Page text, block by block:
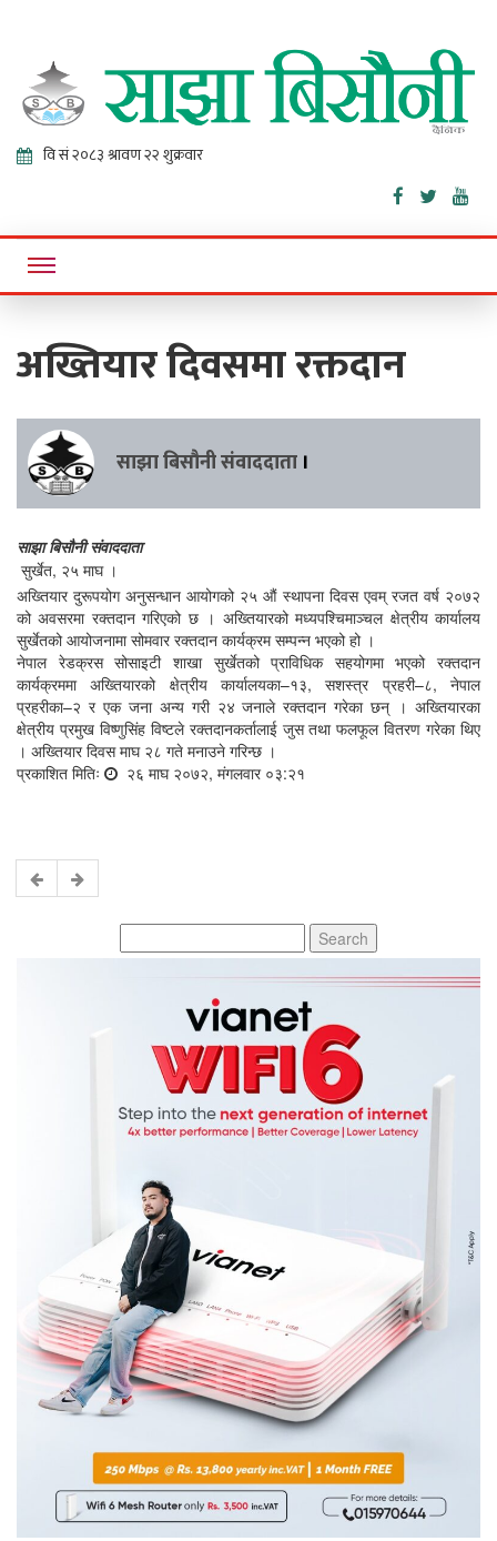
Sajha
Bisaunee
Online News Portal
अख्तियार दिवसमा रक्तदान
साझा बिसौनी संवाददाता ।
साझा बिसौनी संवाददाता
सुर्खेत, २५ माघ ।
अख्तियार दुरूपयोग अनुसन्धान आयोगको २५ औं स्थापना दिवस एवम् रजत वर्ष २०७२
को अवसरमा रक्तदान गरिएको छ । अख्तियारको मध्यपश्चिमाञ्चल क्षेत्रीय कार्यालय
सुर्खेतको आयोजनामा सोमवार रक्तदान कार्यक्रम सम्पन्न भएको हो ।
नेपाल रेडक्रस सोसाइटी शाखा सुर्खेतको प्राविधिक सहयोगमा भएको रक्तदान
कार्यक्रममा अख्तियारको क्षेत्रीय कार्यालयका–१३, सशस्त्र प्रहरी–८, नेपाल
प्रहरीका–२ र एक जना अन्य गरी २४ जनाले रक्तदान गरेका छन् । अख्तियारका
क्षेत्रीय प्रमुख विष्णुसिंह विष्टले रक्तदानकर्तालाई जुस तथा फलफूल वितरण गरेका थिए
। अख्तियार दिवस माघ २८ गते मनाउने गरिन्छ ।
प्रकाशित मितिः
२६ माघ २०७२, मंगलवार ०३:२१
for: